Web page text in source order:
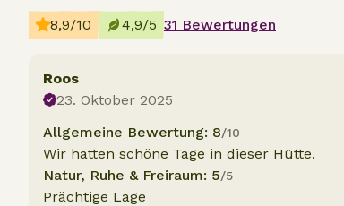
8,9/10 4,9/5 31 Bewertungen
Roos
23. Oktober 2025
Allgemeine Bewertung: 8/10
Wir hatten schöne Tage in dieser Hütte.
Natur, Ruhe & Freiraum: 5/5
Prächtige Lage